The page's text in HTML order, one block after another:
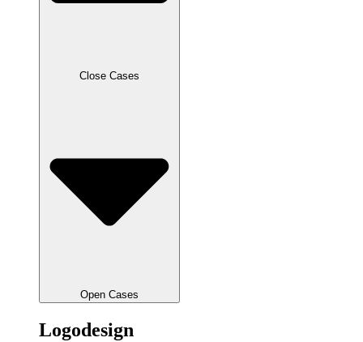
Close Cases
Open Cases
Logodesign